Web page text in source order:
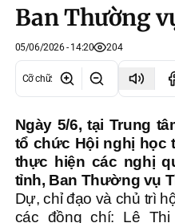
Ban Thường
05/06/2026 - 14:20 204
Cỡ chữ:
Ngày 5/6, tại Trung
tổ chức Hội nghị học
thực hiện các nghị
tỉnh, Ban Thường vụ
Dự, chỉ đạo và chủ trì
các đồng chí: Lê